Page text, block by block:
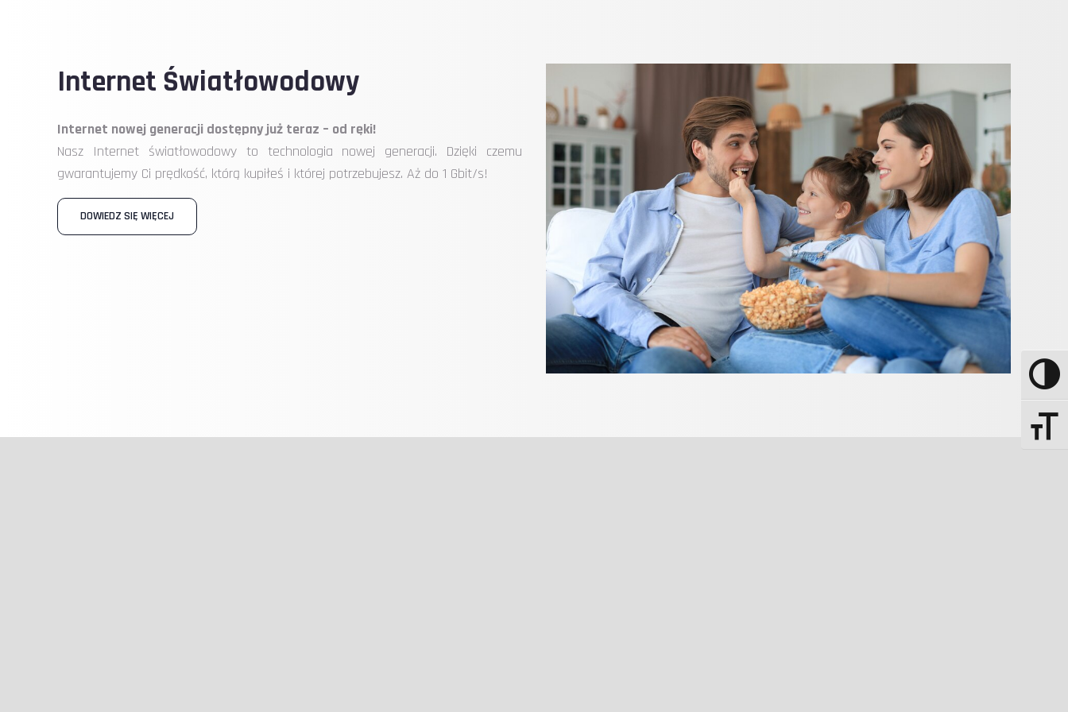
Internet Światłowodowy
Internet nowej generacji dostępny już teraz – od ręki!
Nasz Internet światłowodowy to technologia nowej generacji. Dzięki czemu
gwarantujemy Ci prędkość, którą kupiłeś i której potrzebujesz. Aż do 1 Gbit/s!
DOWIEDZ SIĘ WIĘCEJ